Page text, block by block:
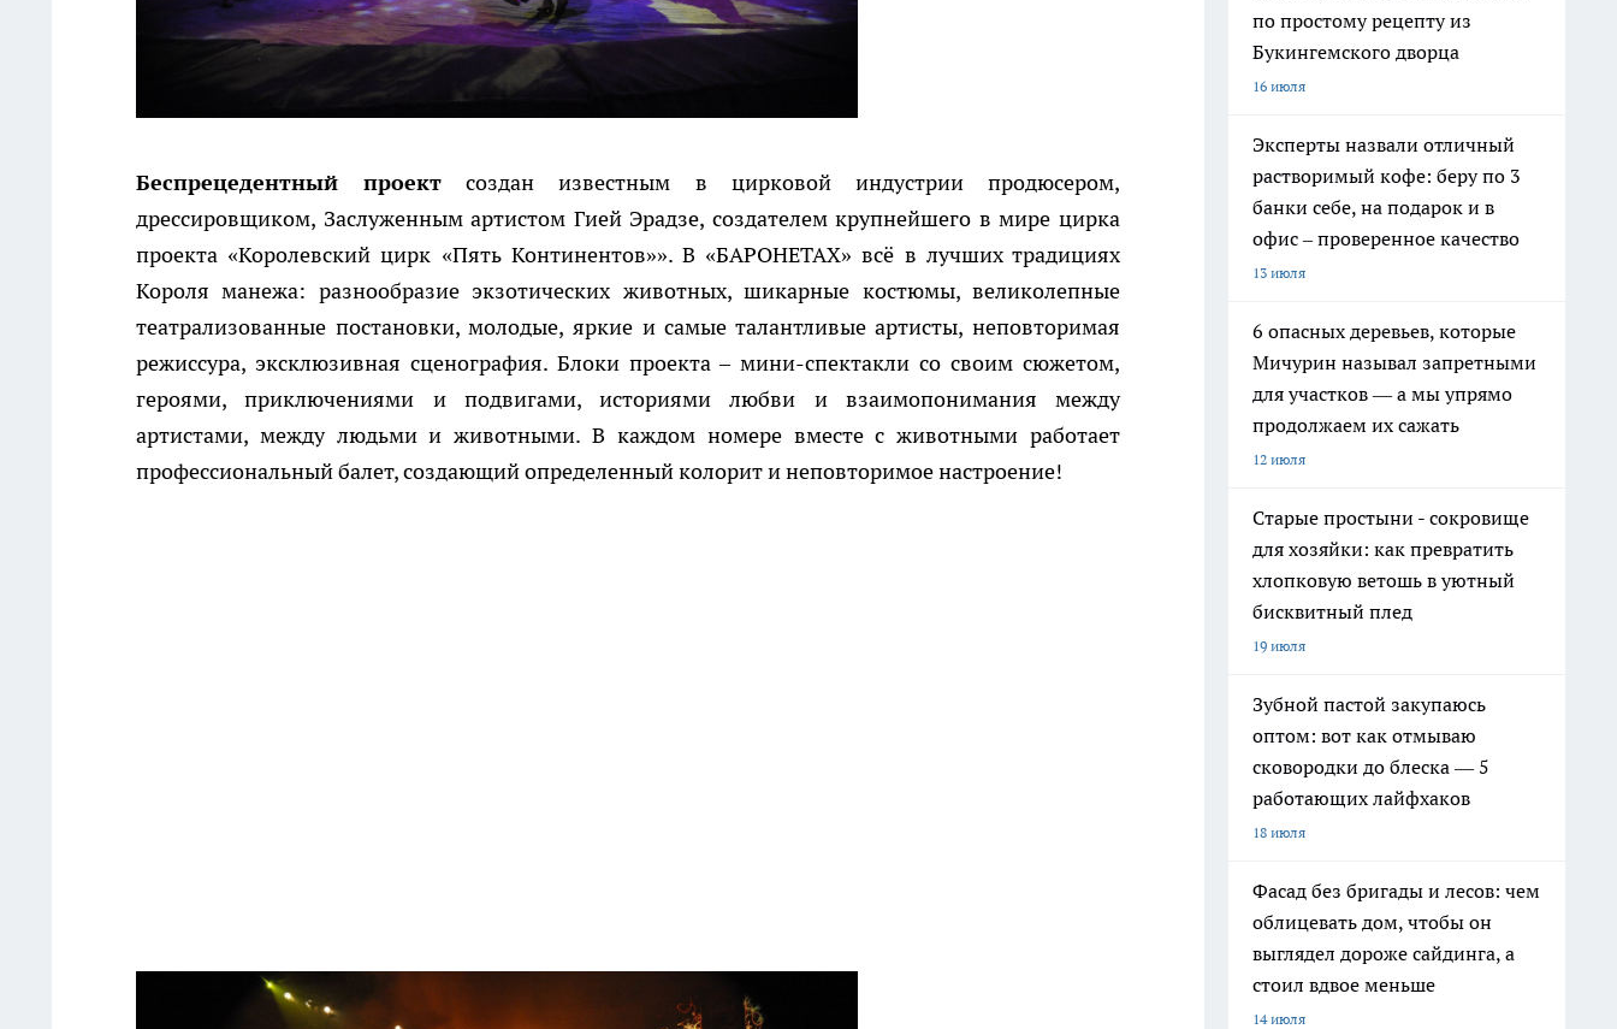
Беспрецедентный проект создан известным в цирковой индустрии продюсером,
дрессировщиком, Заслуженным артистом Гией Эрадзе, создателем крупнейшего в мире цирка
проекта «Королевский цирк «Пять Континентов»». В «БАРОНЕТАХ» всё в лучших традициях
Короля манежа: разнообразие экзотических животных, шикарные костюмы, великолепные
театрализованные постановки, молодые, яркие и самые талантливые артисты, неповторимая
режиссура, эксклюзивная сценография. Блоки проекта – мини-спектакли со своим сюжетом,
героями, приключениями и подвигами, историями любви и взаимопонимания между
артистами, между людьми и животными. В каждом номере вместе с животными работает
профессиональный балет, создающий определенный колорит и неповторимое настроение!
по простому рецепту из
Букингемского дворца
16 июля
Эксперты назвали отличный
растворимый кофе: беру по 3
банки себе, на подарок и в
офис – проверенное качество
13 июля
6 опасных деревьев, которые
Мичурин называл запретными
для участков — а мы упрямо
продолжаем их сажать
12 июля
Старые простыни - сокровище
для хозяйки: как превратить
хлопковую ветошь в уютный
бисквитный плед
19 июля
Зубной пастой закупаюсь
оптом: вот как отмываю
сковородки до блеска — 5
работающих лайфхаков
18 июля
Фасад без бригады и лесов: чем
облицевать дом, чтобы он
выглядел дороже сайдинга, а
стоил вдвое меньше
14 июля